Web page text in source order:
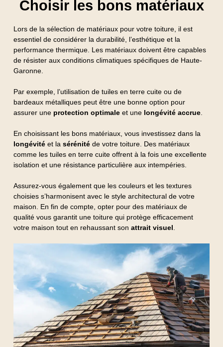
Choisir les bons matériaux
Lors de la sélection de matériaux pour votre toiture, il est
essentiel de considérer la durabilité, l’esthétique et la
performance thermique. Les matériaux doivent être capables
de résister aux conditions climatiques spécifiques de Haute-
Garonne.
Par exemple, l’utilisation de tuiles en terre cuite ou de
bardeaux métalliques peut être une bonne option pour
assurer une protection optimaleet une longévité accrue.
En choisissant les bons matériaux, vous investissez dans la
longévitéet la sérénitéde votre toiture. Des matériaux
comme les tuiles en terre cuite offrent à la fois une excellente
isolation et une résistance particulière aux intempéries.
Assurez-vous également que les couleurs et les textures
choisies s’harmonisent avec le style architectural de votre
maison. En fin de compte, opter pour des matériaux de
qualité vous garantit une toiture qui protège efficacement
votre maison tout en rehaussant son attrait visuel